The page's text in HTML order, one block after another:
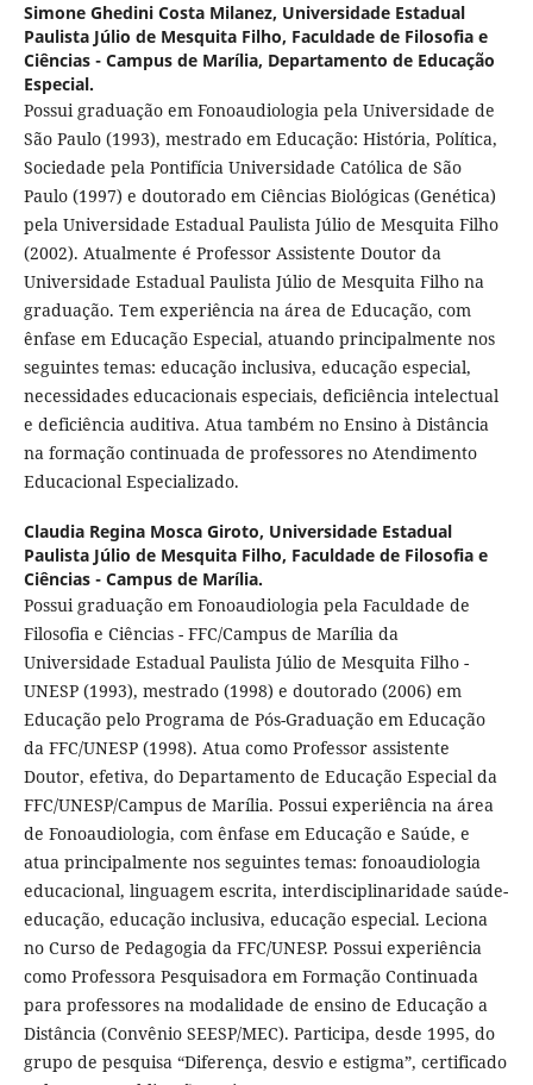
Simone Ghedini Costa Milanez, Universidade Estadual
Paulista Júlio de Mesquita Filho, Faculdade de Filosofia e
Ciências - Campus de Marília, Departamento de Educação
Especial.
Possui graduação em Fonoaudiologia pela Universidade de
São Paulo (1993), mestrado em Educação: História, Política,
Sociedade pela Pontifícia Universidade Católica de São
Paulo (1997) e doutorado em Ciências Biológicas (Genética)
pela Universidade Estadual Paulista Júlio de Mesquita Filho
(2002). Atualmente é Professor Assistente Doutor da
Universidade Estadual Paulista Júlio de Mesquita Filho na
graduação. Tem experiência na área de Educação, com
ênfase em Educação Especial, atuando principalmente nos
seguintes temas: educação inclusiva, educação especial,
necessidades educacionais especiais, deficiência intelectual
e deficiência auditiva. Atua também no Ensino à Distância
na formação continuada de professores no Atendimento
Educacional Especializado.
Claudia Regina Mosca Giroto, Universidade Estadual
Paulista Júlio de Mesquita Filho, Faculdade de Filosofia e
Ciências - Campus de Marília.
Possui graduação em Fonoaudiologia pela Faculdade de
Filosofia e Ciências - FFC/Campus de Marília da
Universidade Estadual Paulista Júlio de Mesquita Filho -
UNESP (1993), mestrado (1998) e doutorado (2006) em
Educação pelo Programa de Pós-Graduação em Educação
da FFC/UNESP (1998). Atua como Professor assistente
Doutor, efetiva, do Departamento de Educação Especial da
FFC/UNESP/Campus de Marília. Possui experiência na área
de Fonoaudiologia, com ênfase em Educação e Saúde, e
atua principalmente nos seguintes temas: fonoaudiologia
educacional, linguagem escrita, interdisciplinaridade saúde-
educação, educação inclusiva, educação especial. Leciona
no Curso de Pedagogia da FFC/UNESP. Possui experiência
como Professora Pesquisadora em Formação Continuada
para professores na modalidade de ensino de Educação a
Distância (Convênio SEESP/MEC). Participa, desde 1995, do
grupo de pesquisa “Diferença, desvio e estigma”, certificado